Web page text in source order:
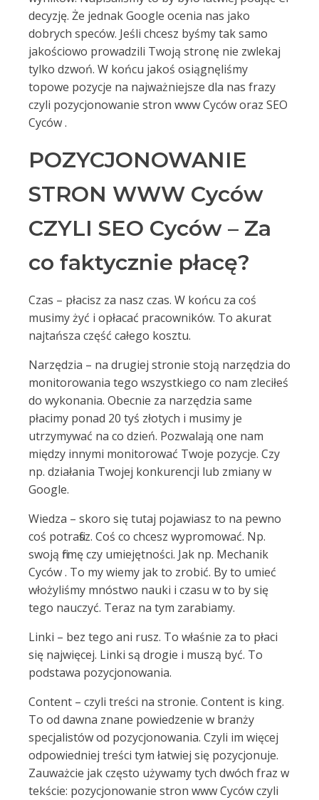
decyzję. Że jednak Google ocenia nas jako
dobrych speców. Jeśli chcesz byśmy tak samo
jakościowo prowadzili Twoją stronę nie zwlekaj
tylko dzwoń. W końcu jakoś osiągnęliśmy
topowe pozycje na najważniejsze dla nas frazy
czyli pozycjonowanie stron www Cyców oraz SEO
Cyców .
POZYCJONOWANIE
STRON WWW Cyców
CZYLI SEO Cyców – Za
co faktycznie płacę?
Czas – płacisz za nasz czas. W końcu za coś
musimy żyć i opłacać pracowników. To akurat
najtańsza część całego kosztu.
Narzędzia – na drugiej stronie stoją narzędzia do
monitorowania tego wszystkiego co nam zleciłeś
do wykonania. Obecnie za narzędzia same
płacimy ponad 20 tyś złotych i musimy je
utrzymywać na co dzień. Pozwalają one nam
między innymi monitorować Twoje pozycje. Czy
np. działania Twojej konkurencji lub zmiany w
Google.
Wiedza – skoro się tutaj pojawiasz to na pewno
coś potrafisz. Coś co chcesz wypromować. Np.
swoją firmę czy umiejętności. Jak np. Mechanik
Cyców . To my wiemy jak to zrobić. By to umieć
włożyliśmy mnóstwo nauki i czasu w to by się
tego nauczyć. Teraz na tym zarabiamy.
Linki – bez tego ani rusz. To właśnie za to płaci
się najwięcej. Linki są drogie i muszą być. To
podstawa pozycjonowania.
Content – czyli treści na stronie. Content is king.
To od dawna znane powiedzenie w branży
specjalistów od pozycjonowania. Czyli im więcej
odpowiedniej treści tym łatwiej się pozycjonuje.
Zauważcie jak często używamy tych dwóch fraz w
tekście: pozycjonowanie stron www Cyców czyli